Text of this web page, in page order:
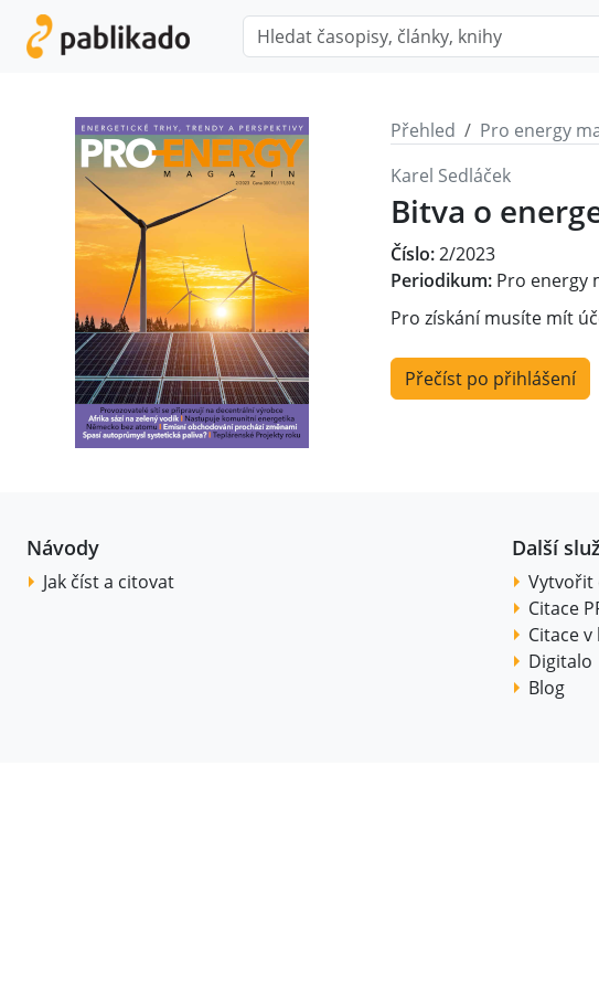
Přehled Pro energy
Karel Sedláček
Bitva o
Číslo:2/2023
Periodikum: Pro energy
Pro získání musíte mít
Přečíst po přihlášení
Návody
Jak číst a citovat
Další
Vytvořit
Citace
Citace
Digitalo
Blog